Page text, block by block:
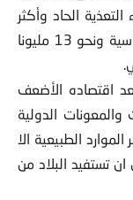
الحاد وأكثر
من 8.4 مليون فقير من الرعاية الصحية الأساسية ونحو 13 مليونا
اقتصاده الأضعف
الدولية
الطبيعية الا
ان تستفيد البلاد من